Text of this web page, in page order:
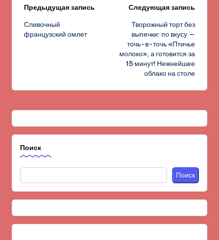
Навигация
записи
Предыдущая запись
Сливочный
французский омлет
Следующая запись
Творожный торт без
выпечки: по вкусу —
точь-в-точь «Птичье
молоко», а готовится за
15 минут! Нежнейшее
облако на столе
Поиск
Поиск